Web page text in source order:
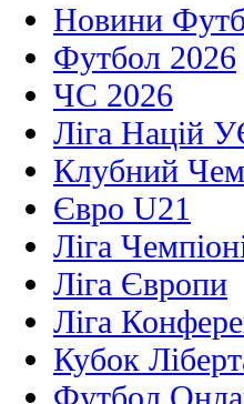
Новини
Футбол 2026
ЧС 2026
Ліга Націй
Клубний
Євро U21
Ліга
Ліга Європи
Ліга
Кубок